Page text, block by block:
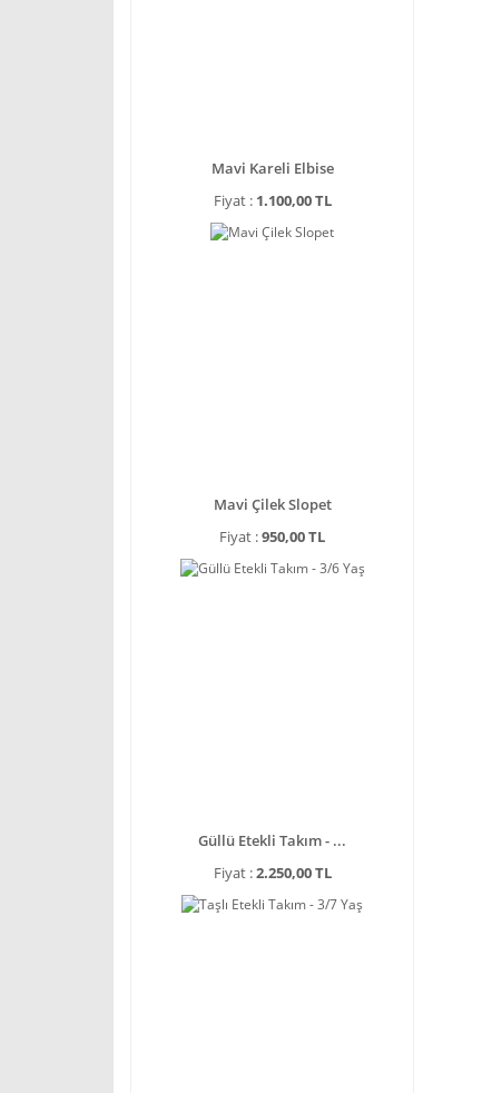
Mavi Kareli Elbise
Fiyat : 1.100,00 TL
Mavi Çilek Slopet
Fiyat :950,00 TL
Güllü Etekli Takım - ...
Fiyat :2.250,00 TL